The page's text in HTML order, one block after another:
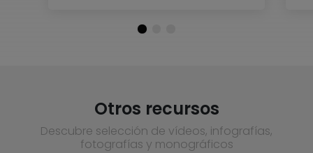
Otros recursos
Descubre selección de vídeos, infografías,
fotografías y monográficos